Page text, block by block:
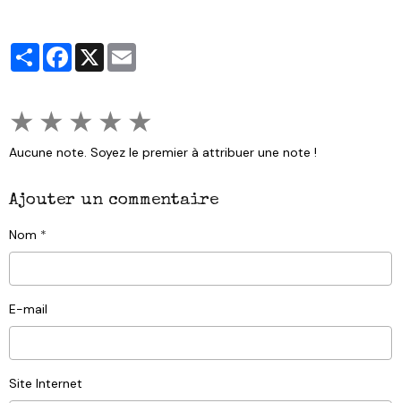
PartagerFacebook
X
★ ★ ★ ★ ★
Aucune note. Soyez le premier à attribuer une note !
Ajouter un commentaire
Nom
E-mail
Site Internet